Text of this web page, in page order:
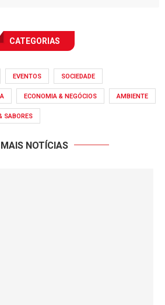
CATEGORIAS
EVENTOS SOCIEDADE
ECONOMIA & NEGÓCIOS AMBIENTE
SABORES
MAIS NOTÍCIAS